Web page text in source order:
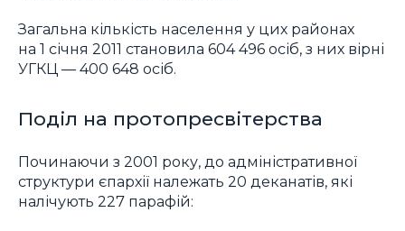
Загальна кількість населення у цих районах
на 1 січня 2011 становила 604 496 осіб, з них вірні
УГКЦ — 400 648 осіб.
Поділ на протопресвітерства
Починаючи з 2001 року, до адміністративної
структури єпархії належать 20 деканатів, які
налічують 227 парафій: